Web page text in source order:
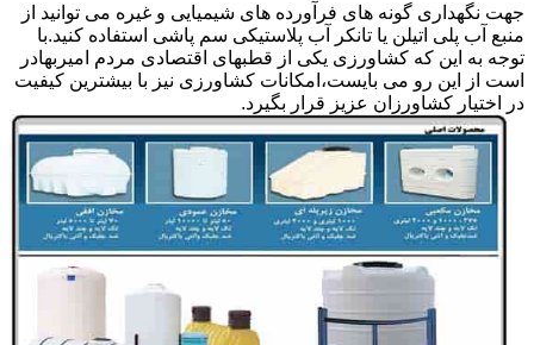
جهت نگهداری گونه های فرآورده های شیمیایی و غیره می توانید از
منبع آب پلی اتیلن یا تانکر آب پلاستیکی سم پاشی استفاده کنید.با
توجه به این که کشاورزی یکی از قطبهای اقتصادی مردم امیربهادر
است از این رو می بایست،امکانات کشاورزی نیز با بیشترین کیفیت
در اختیار کشاورزان عزیز قرار بگیرد.